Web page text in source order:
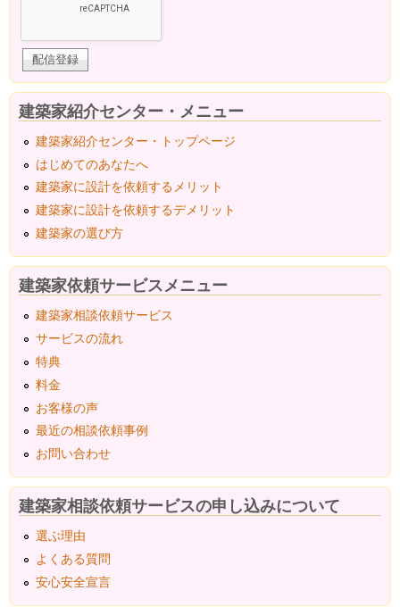
建築家紹介センター・メニュー
建築家紹介センター・トップページ
はじめてのあなたへ
建築家に設計を依頼するメリット
建築家に設計を依頼するデメリット
建築家の選び方
建築家依頼サービスメニュー
建築家相談依頼サービス
サービスの流れ
特典
料金
お客様の声
最近の相談依頼事例
お問い合わせ
建築家相談依頼サービスの申し込みについて
選ぶ理由
よくある質問
安心安全宣言